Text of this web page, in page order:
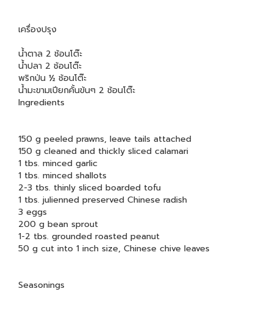
เครื่องปรุง
น้ำตาล 2 ช้อนโต๊ะ
น้ำปลา 2 ช้อนโต๊ะ
พริกป่น ½ ช้อนโต๊ะ
น้ำมะขามเปียกคั้นข้นๆ 2 ช้อนโต๊ะ
Ingredients
150 g peeled prawns, leave tails attached
150 g cleaned and thickly sliced calamari
1 tbs. minced garlic
1 tbs. minced shallots
2-3 tbs. thinly sliced boarded tofu
1 tbs. julienned preserved Chinese radish
3 eggs
200 g bean sprout
1-2 tbs. grounded roasted peanut
50 g cut into 1 inch size, Chinese chive leaves
Seasonings